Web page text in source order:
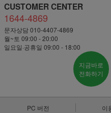
CUSTOMER CENTER
1644-4869
문자상담 010-4407-4869
월~토 09:00 - 20:00
일요일·공휴일 09:00 - 18:00
지금바로
전화하기
PC 버전 이